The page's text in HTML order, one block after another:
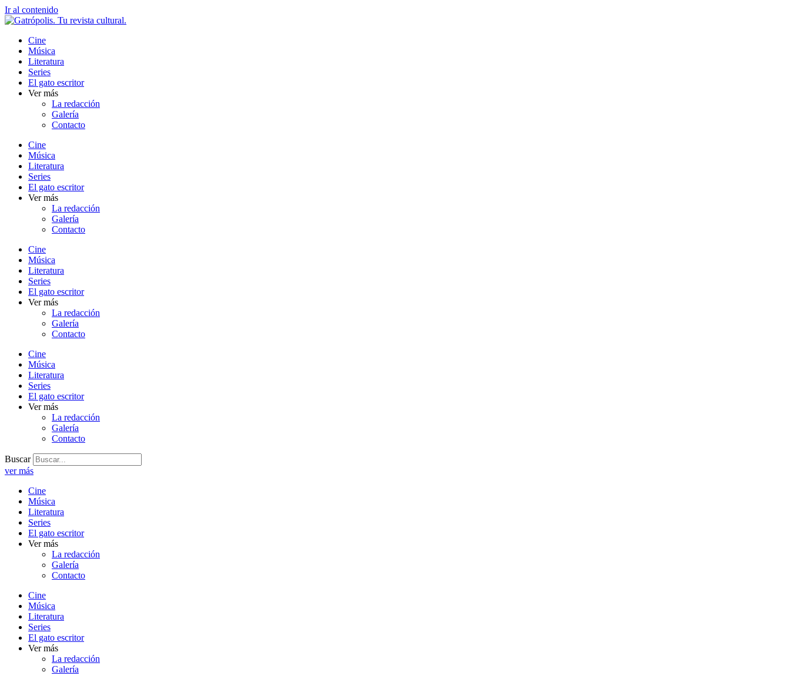
Ir al contenido
Cine
Música
Literatura
Series
El gato escritor
Ver más
La redacción
Galería
Contacto
Cine
Música
Literatura
Series
El gato escritor
Ver más
La redacción
Galería
Contacto
Cine
Música
Literatura
Series
El gato escritor
Ver más
La redacción
Galería
Contacto
Cine
Música
Literatura
Series
El gato escritor
Ver más
La redacción
Galería
Contacto
Buscar
ver más
Cine
Música
Literatura
Series
El gato escritor
Ver más
La redacción
Galería
Contacto
Cine
Música
Literatura
Series
El gato escritor
Ver más
La redacción
Galería